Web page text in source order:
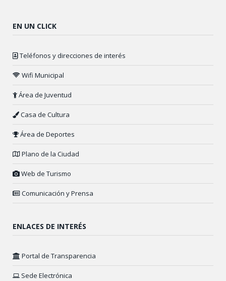
EN UN CLICK
Teléfonos y direcciones de interés
Wifi Municipal
Área de Juventud
Casa de Cultura
Área de Deportes
Plano de la Ciudad
Web de Turismo
Comunicación y Prensa
ENLACES DE INTERÉS
Portal de Transparencia
Sede Electrónica